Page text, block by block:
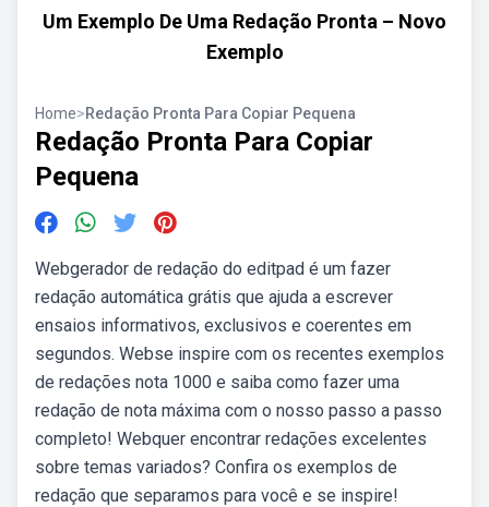
Um Exemplo De Uma Redação Pronta – Novo
Exemplo
Home>Redação Pronta Para Copiar Pequena
Redação Pronta Para Copiar
Pequena
Webgerador de redação do editpad é um fazer
redação automática grátis que ajuda a escrever
ensaios informativos, exclusivos e coerentes em
segundos. Webse inspire com os recentes exemplos
de redações nota 1000 e saiba como fazer uma
redação de nota máxima com o nosso passo a passo
completo! Webquer encontrar redações excelentes
sobre temas variados? Confira os exemplos de
redação que separamos para você e se inspire!